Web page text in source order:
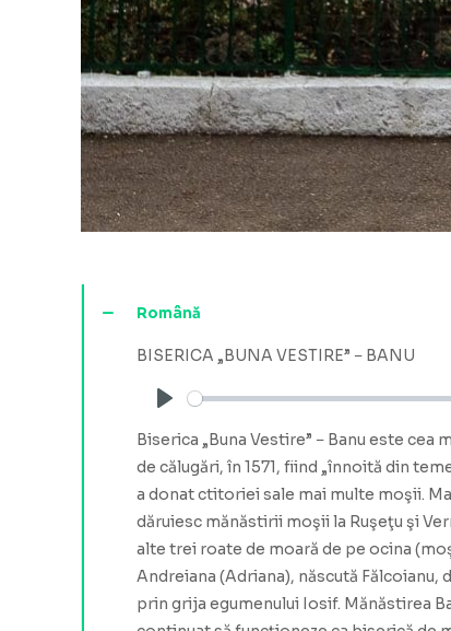
Română
BISERICA „BUNA VESTIRE” − BANU
Play
Biserica „Buna Vestire” − Banu este
de călugări, în 1571, fiind „înnoită din
a donat ctitoriei sale mai multe moşii.
dăruiesc mănăstirii moşii la Ruşeţu şi
alte trei roate de moară de pe ocina
Andreiana (Adriana), născută Fălcoianu,
prin grija egumenului Iosif. Mănăstirea